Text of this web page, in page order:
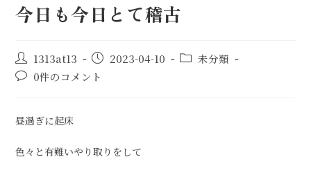
今日も今日とて稽古
1313at13 2023-04-10
未分類
0件のコメント
昼過ぎに起床
色々と有難いやり取りをして